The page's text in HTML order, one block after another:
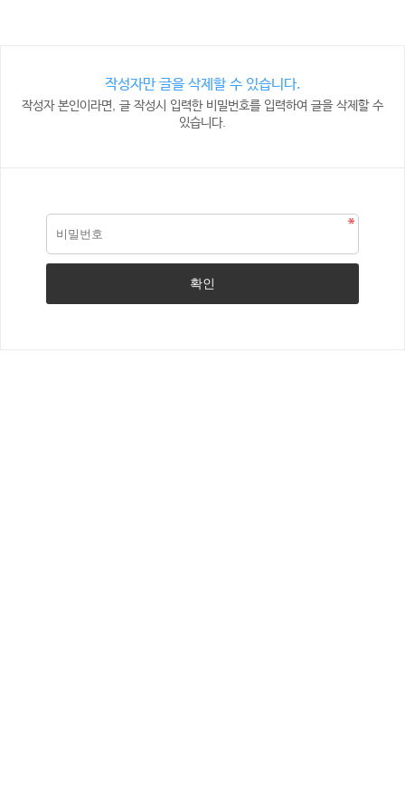
작성자만 글을 삭제할 수 있습니다.
작성자 본인이라면, 글 작성시 입력한 비밀번호를 입력하여 글을 삭제할 수
있습니다.